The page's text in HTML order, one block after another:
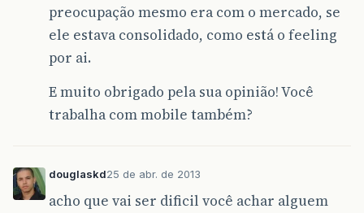
preocupação mesmo era com o mercado, se
ele estava consolidado, como está o feeling
por ai.
E muito obrigado pela sua opinião! Você
trabalha com mobile também?
douglaskd25 de abr. de 2013
acho que vai ser dificil você achar alguem